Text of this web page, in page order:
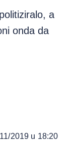
a
onda da
2019 u 18:20